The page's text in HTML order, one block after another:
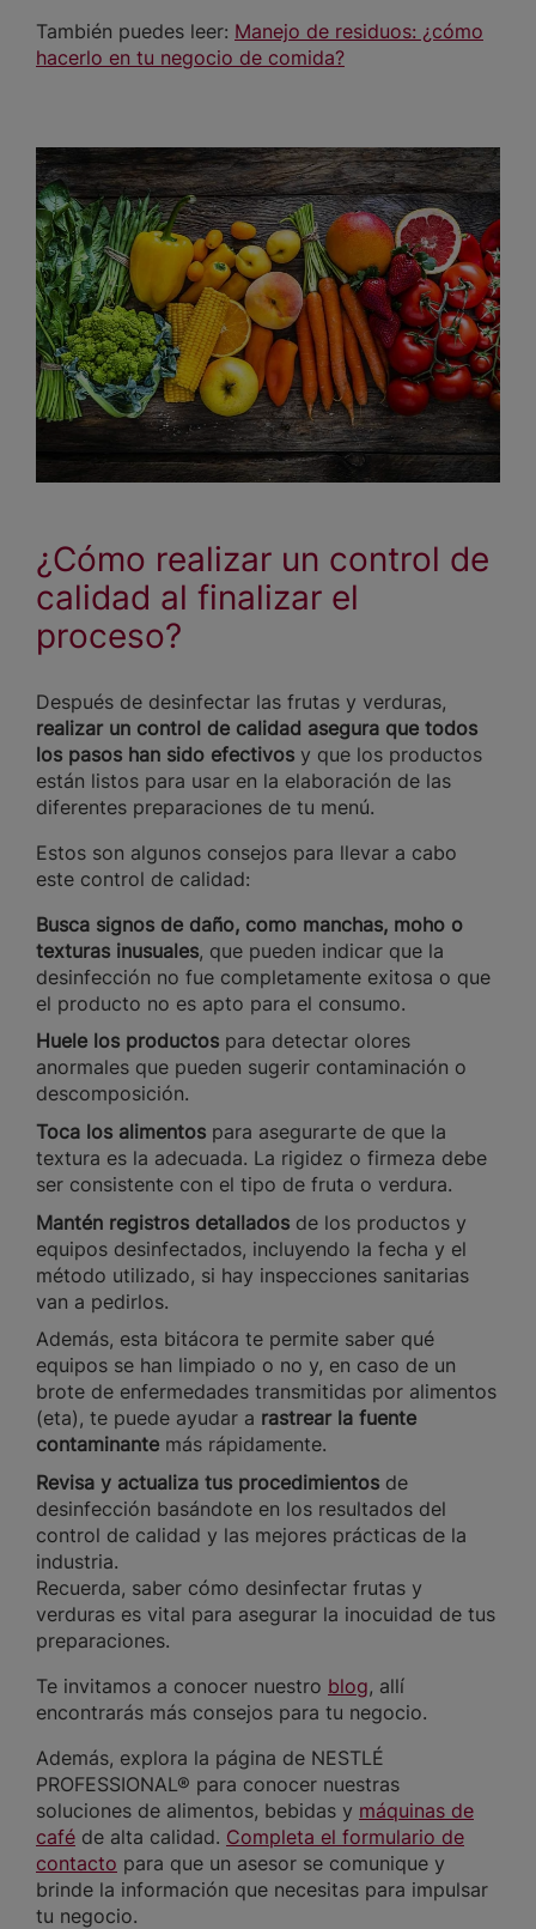
También puedes leer: Manejo de residuos: ¿cómo
hacerlo en tu negocio de comida?
¿Cómo realizar un control de
calidad al finalizar el
proceso?
Después de desinfectar las frutas y verduras,
realizar un control de calidad asegura que todos
los pasos han sido efectivos y que los productos
están listos para usar en la elaboración de las
diferentes preparaciones de tu menú.
Estos son algunos consejos para llevar a cabo
este control de calidad:
Busca signos de daño, como manchas, moho o
texturas inusuales, que pueden indicar que la
desinfección no fue completamente exitosa o que
el producto no es apto para el consumo.
Huele los productos para detectar olores
anormales que pueden sugerir contaminación o
descomposición.
Toca los alimentos para asegurarte de que la
textura es la adecuada. La rigidez o firmeza debe
ser consistente con el tipo de fruta o verdura.
Mantén registros detallados de los productos y
equipos desinfectados, incluyendo la fecha y el
método utilizado, si hay inspecciones sanitarias
van a pedirlos.
Además, esta bitácora te permite saber qué
equipos se han limpiado o no y, en caso de un
brote de enfermedades transmitidas por alimentos
(eta), te puede ayudar a rastrear la fuente
contaminante más rápidamente.
Revisa y actualiza tus procedimientos de
desinfección basándote en los resultados del
control de calidad y las mejores prácticas de la
industria.
Recuerda, saber cómo desinfectar frutas y
verduras es vital para asegurar la inocuidad de tus
preparaciones.
Te invitamos a conocer nuestro blog, allí
encontrarás más consejos para tu negocio.
Además, explora la página de NESTLÉ
PROFESSIONAL® para conocer nuestras
soluciones de alimentos, bebidas y máquinas de
café de alta calidad. Completa el formulario de
contacto para que un asesor se comunique y
brinde la información que necesitas para impulsar
tu negocio.